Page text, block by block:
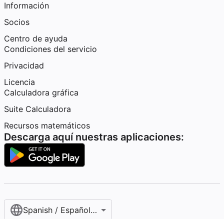
Información
Socios
Centro de ayuda
Condiciones del servicio
Privacidad
Licencia
Calculadora gráfica
Suite Calculadora
Recursos matemáticos
Descarga aquí nuestras aplicaciones:
Spanish / Español (internacional)